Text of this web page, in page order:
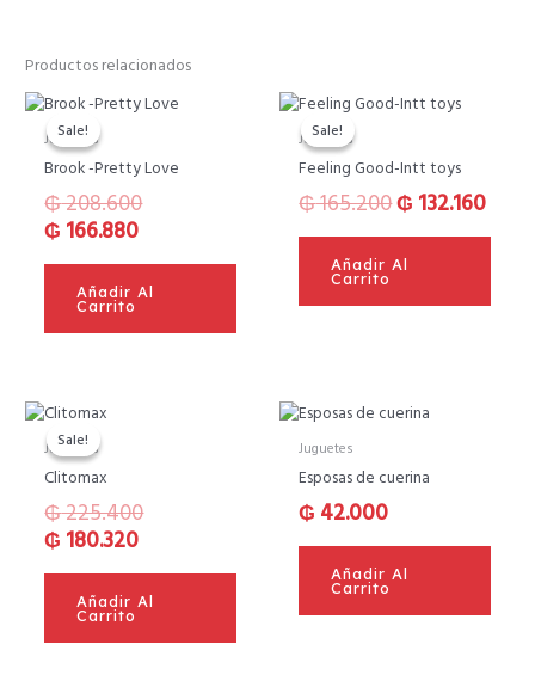
Productos relacionados
Sale!
Sale!
Juguetes
Brook -Pretty Love
₲208.600
El
original
₲ 208.600.
₲ 166.880
El
actual
es:
₲ 166.880.
Añadir Al
Carrito
Sale!
Sale!
Juguetes
Feeling Good-Intt toys
₲165.200
El
original
era:
₲ 165.200.
₲ 132.160₲
Añadir Al
Carrito
Sale!
Sale!
Juguetes
Clitomax
₲225.400₲ 225.400.
₲ 180.320
es:
₲ 180.320.
Añadir Al
Carrito
Juguetes
Esposas de cuerina
₲ 42.000
Añadir Al
Carrito